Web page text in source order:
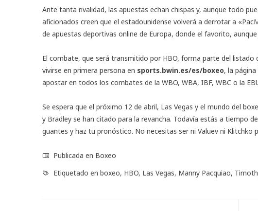
Ante tanta rivalidad, las apuestas echan chispas y, aunque todo
aficionados creen que el estadounidense volverá a derrotar a
de apuestas deportivas online de Europa, donde el favorito,
El combate, que será transmitido por HBO, forma parte del listado
vivirse en primera persona en sports.bwin.es/es/boxeo, la
apostar en todos los combates de la WBO, WBA, IBF, WBC o la
Se espera que el próximo 12 de abril, Las Vegas y el mundo del
y Bradley se han citado para la revancha. Todavía estás a tiempo
guantes y haz tu pronóstico. No necesitas ser ni Valuev ni Klitchko
Publicada en Boxeo
Etiquetado en boxeo, HBO, Las Vegas, Manny Pacquiao,